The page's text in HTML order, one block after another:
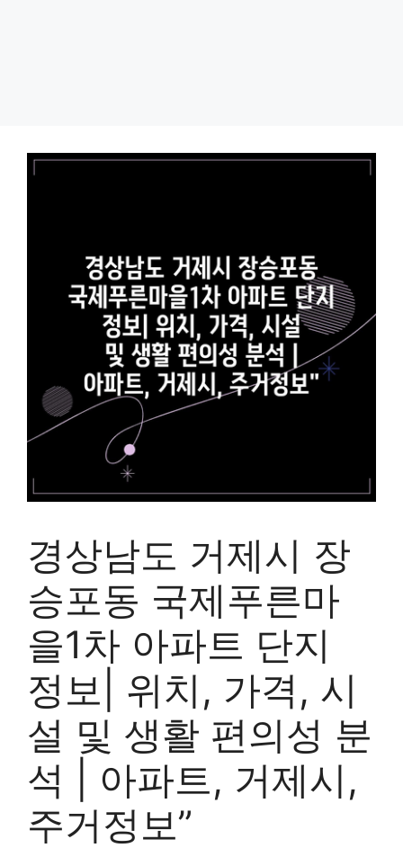
경상남도 거제시 장
승포동 국제푸른마
을1차 아파트 단지
정보| 위치, 가격, 시
설 및 생활 편의성 분
석 | 아파트, 거제시,
주거정보”